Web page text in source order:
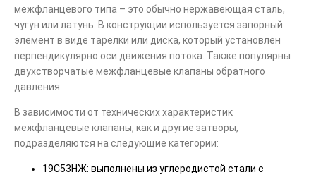
межфланцевого типа – это обычно нержавеющая сталь,
чугун или латунь. В конструкции используется запорный
элемент в виде тарелки или диска, который установлен
перпендикулярно оси движения потока. Также популярны
двухстворчатые межфланцевые клапаны обратного
давления.
В зависимости от технических характеристик
межфланцевые клапаны, как и другие затворы,
подразделяются на следующие категории:
19С53НЖ: выполнены из углеродистой стали с